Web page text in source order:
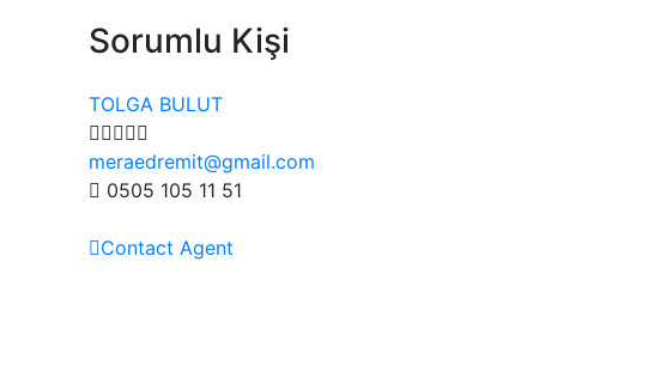
Sorumlu Kişi
TOLGA BULUT
meraedremit@gmail.com
0505 105 11 51
Contact Agent